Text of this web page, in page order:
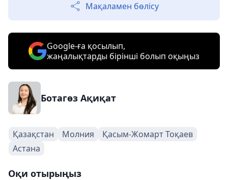
Мақаламен бөлісу
Google-ға қосылып,
жаңалықтарды бірінші болып оқыңыз
Ботагөз Ақиқат
Қазақстан Молния
Қасым-Жомарт Тоқаев
Астана
Оқи отырыңыз